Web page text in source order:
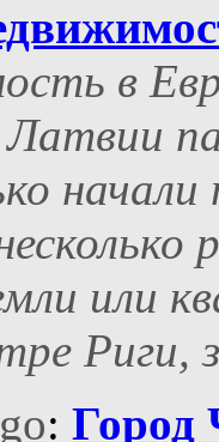
в
начали
или
Риги,
: Город